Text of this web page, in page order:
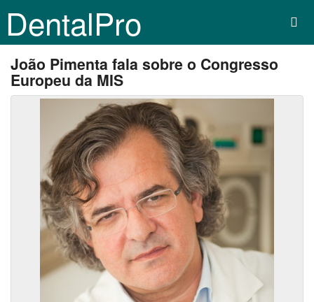
DentalPro
João Pimenta fala sobre o Congresso
Europeu da MIS